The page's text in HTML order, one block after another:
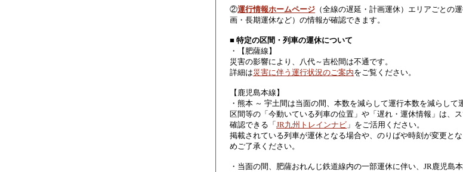
②運行情報ホームページ （全線の遅延・計画運休）エリアごとの
画・長期運休など）の情報が確認できます。
■ 特定の区間・列車の運休について
・【肥薩線】
災害の影響により、八代～吉松間は不通です。
詳細は災害に伴う運行状況のご案内をご覧ください。
【鹿児島本線】
・熊本 ～ 宇土間は当面の間、本数を減らして運行本数を減らして
区間等の「今動いている列車の位置」や「遅れ・運休情報」は、
確認できる「JR九州トレインナビ 」をご活用ください。
掲載されている列車が運休となる場合や、のりばや時刻が変更と
めご了承ください。
・当面の間、肥薩おれんじ鉄道線内の一部運休に伴い、JR鹿児島